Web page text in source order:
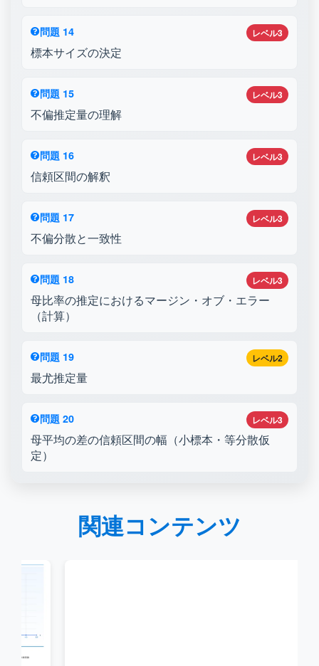
レベル3
問題 14
標本サイズの決定
レベル3
問題 15
不偏推定量の理解
レベル3
問題 16
信頼区間の解釈
レベル3
問題 17
不偏分散と一致性
レベル3
問題 18
母比率の推定におけるマージン・オブ・エラー
（計算）
レベル2
問題 19
最尤推定量
レベル3
問題 20
母平均の差の信頼区間の幅（小標本・等分散仮
定）
関連コンテンツ